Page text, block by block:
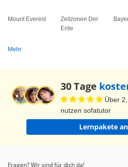
Mount Everest
Zeitzonen Der
Erde
Mehr
30 Tage
Über
nutzen sofatutor
Lernpakete
Fragen? Wir sind für dich da!